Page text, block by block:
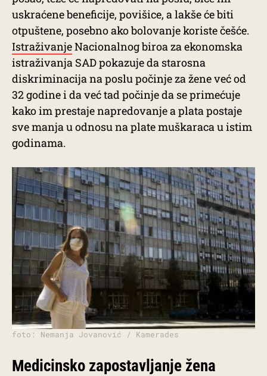
uskraćene beneficije, povišice, a lakše će biti
otpuštene, posebno ako bolovanje koriste češće.
IstraživanjeNacionalnog biroa za ekonomska
istraživanja SAD pokazuje da starosna
diskriminacija na poslu počinje za žene već od
32 godine i da već tad počinje da se primećuje
kako im prestaje napredovanje a plata postaje
sve manja u odnosu na plate muškaraca u istim
godinama.
foto: Nemanja Jovanović / Kamerades
Medicinsko zapostavljanje žena